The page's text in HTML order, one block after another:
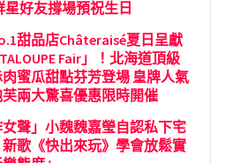
星好友撐場預祝生日
甜品店Châteraisé夏日呈獻
Fair」！北海道頂級
蜜瓜甜點芬芳登場 皇牌人氣
兩大驚喜優惠限時開催
女聲」小魏魏嘉瑩自認私下宅
歌《快出來玩》學會放鬆實